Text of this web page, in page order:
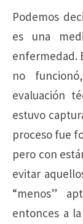
Podemos
es una
enfermedad.
no
evaluación
estuvo
proceso fue
pero con
evitar
“menos”
entonces a